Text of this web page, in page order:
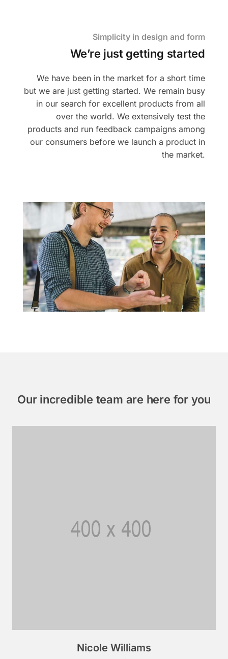
Simplicity in design and form
We’re just getting started
We have been in the market for a short time
but we are just getting started. We remain busy
in our search for excellent products from all
over the world. We extensively test the
products and run feedback campaigns among
our consumers before we launch a product in
the market.
Our incredible team are here for you
Nicole Williams